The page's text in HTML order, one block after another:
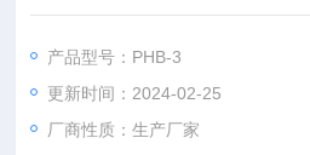
2.分辨率：0.1 pH
4.温度补偿：无
5.电源：DC9V电池
产品型号：PHB-3
更新时间：2024-02-25
厂商性质：生产厂家